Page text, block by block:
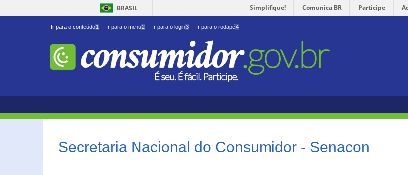
BRASIL Simplifique! Comunica BR Participe
Ir para o conteúdo1 Ir para o menu2 Ir para o login3 Ir para o rodapé4
Secretaria Nacional do Consumidor - Senacon